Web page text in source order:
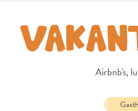
Airbnb's,